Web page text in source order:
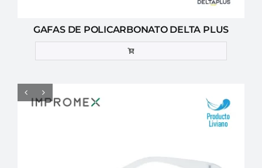
GAFAS DE POLICARBONATO DELTA PLUS